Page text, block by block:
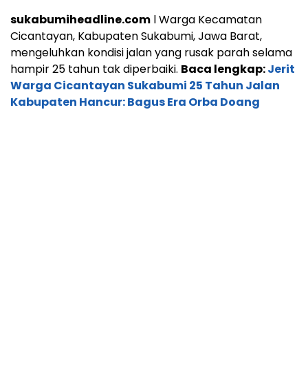
sukabumiheadline.com l Warga Kecamatan
Cicantayan, Kabupaten Sukabumi, Jawa Barat,
mengeluhkan kondisi jalan yang rusak parah selama
hampir 25 tahun tak diperbaiki. Baca lengkap:Jerit
Warga Cicantayan Sukabumi 25 Tahun Jalan
Kabupaten Hancur: Bagus Era Orba Doang